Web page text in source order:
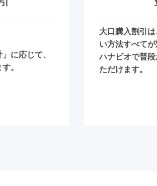
に応じて、
。
大口購入割引
い方法すべてが
ハナビオで普
ただけます。